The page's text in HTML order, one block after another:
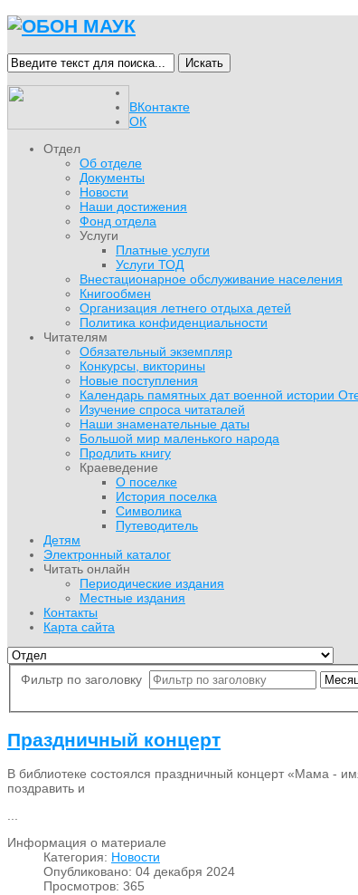
Искать
ВКонтакте
ОК
Отдел
Об отделе
Документы
Новости
Наши достижения
Фонд отдела
Услуги
Платные услуги
Услуги ТОД
Внестационарное обслуживание населения
Книгообмен
Организация летнего отдыха детей
Политика конфиденциальности
Читателям
Обязательный экземпляр
Конкурсы, викторины
Новые поступления
Календарь памятных дат военной истории
Изучение спроса читаталей
Наши знаменательные даты
Большой мир маленького народа
Продлить книгу
Краеведение
О поселке
История поселка
Символика
Путеводитель
Детям
Электронный каталог
Читать онлайн
Периодические издания
Местные издания
Контакты
Карта сайта
Фильтр по заголовку
Праздничный концерт
В библиотеке состоялся праздничный концерт «Мама -
поздравить и
...
Информация о материале
Категория: Новости
Опубликовано: 04 декабря 2024
Просмотров: 365